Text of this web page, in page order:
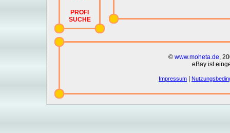
PROFI
SUCHE
© www.moheta.de,
eBay ist
Impressum